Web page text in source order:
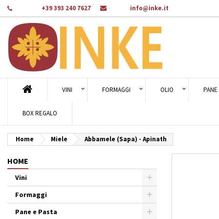
+39 393 240 7627 info@inke.it
VINI FORMAGGI OLIO PANE
BOX REGALO
Home Miele Abbamele (Sapa) - Apinath
HOME
Vini
Formaggi
Pane e Pasta